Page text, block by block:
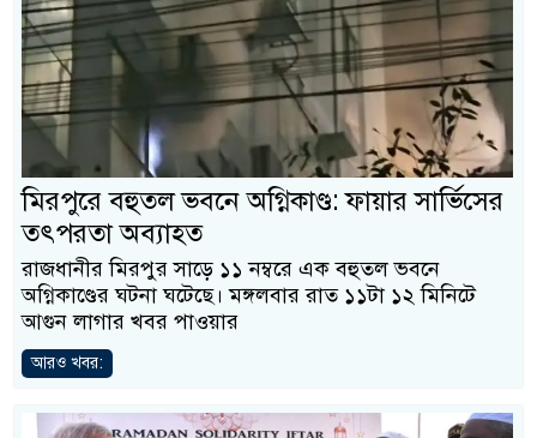
মিরপুরে বহুতল ভবনে অগ্নিকাণ্ড: ফায়ার সার্ভিসের
তৎপরতা অব্যাহত
রাজধানীর মিরপুর সাড়ে ১১ নম্বরে এক বহুতল ভবনে
অগ্নিকাণ্ডের ঘটনা ঘটেছে। মঙ্গলবার রাত ১১টা ১২ মিনিটে
আগুন লাগার খবর পাওয়ার
আরও খবর: